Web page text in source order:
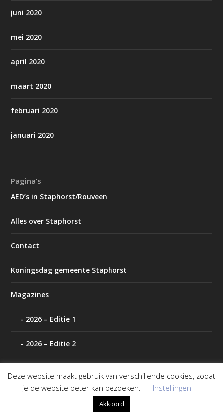
juni 2020
mei 2020
april 2020
maart 2020
februari 2020
januari 2020
Pagina’s
AED’s in Staphorst/Rouveen
Alles over Staphorst
Contact
Koningsdag gemeente Staphorst
Magazines
2026 – Editie 1
2026 – Editie 2
Polls archief
Deze website maakt gebruik van verschillende cookies, zodat
je de website beter kan bezoeken.
Instellingen
Akkoord